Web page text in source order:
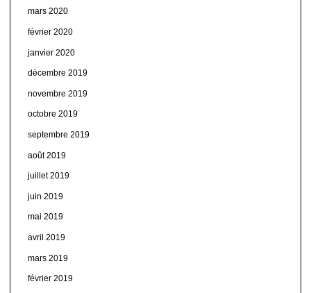
mars 2020
février 2020
janvier 2020
décembre 2019
novembre 2019
octobre 2019
septembre 2019
août 2019
juillet 2019
juin 2019
mai 2019
avril 2019
mars 2019
février 2019